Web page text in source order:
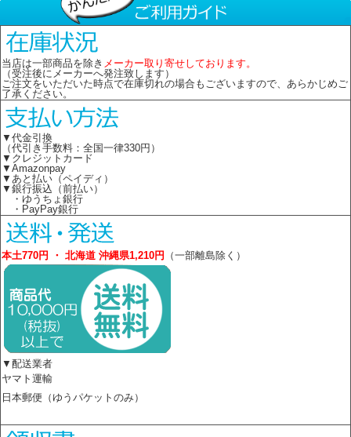
当店は一部商品を除き メーカー取り寄せしております。
（受注後にメーカーへ発注致します）
ご注文をいただいた時点で在庫切れの場合もございますので、あらかじめご
了承ください。
▼代金引換
（代引き手数料：全国一律330円）
▼クレジットカード
▼Amazonpay
▼あと払い（ペイディ）
▼銀行振込（前払い）
・ゆうちょ銀行
・PayPay銀行
本土770円 ・ 北海道 沖縄県1,210円 （一部離島除く）
▼配送業者
ヤマト運輸
日本郵便（ゆうパケットのみ）